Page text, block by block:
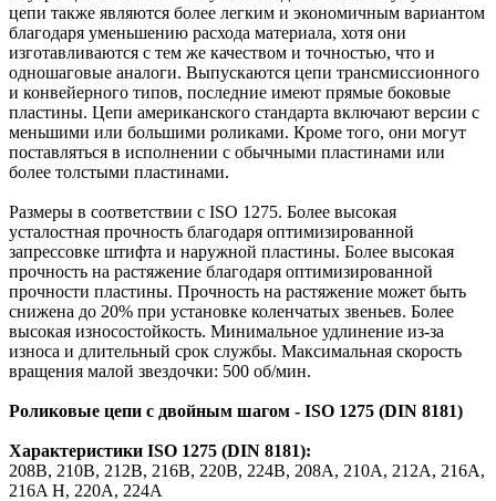
цепи также являются более легким и экономичным вариантом
благодаря уменьшению расхода материала, хотя они
изготавливаются с тем же качеством и точностью, что и
одношаговые аналоги. Выпускаются цепи трансмиссионного
и конвейерного типов, последние имеют прямые боковые
пластины. Цепи американского стандарта включают версии с
меньшими или большими роликами. Кроме того, они могут
поставляться в исполнении с обычными пластинами или
более толстыми пластинами.
Размеры в соответствии с ISO 1275. Более высокая
усталостная прочность благодаря оптимизированной
запрессовке штифта и наружной пластины. Более высокая
прочность на растяжение благодаря оптимизированной
прочности пластины. Прочность на растяжение может быть
снижена до 20% при установке коленчатых звеньев. Более
высокая износостойкость. Минимальное удлинение из-за
износа и длительный срок службы. Максимальная скорость
вращения малой звездочки: 500 об/мин.
Роликовые цепи с двойным шагом - ISO 1275 (DIN 8181)
Характеристики ISO 1275 (DIN 8181):
208B, 210B, 212B, 216B, 220B, 224B, 208A, 210A, 212A, 216A,
216A H, 220A, 224A